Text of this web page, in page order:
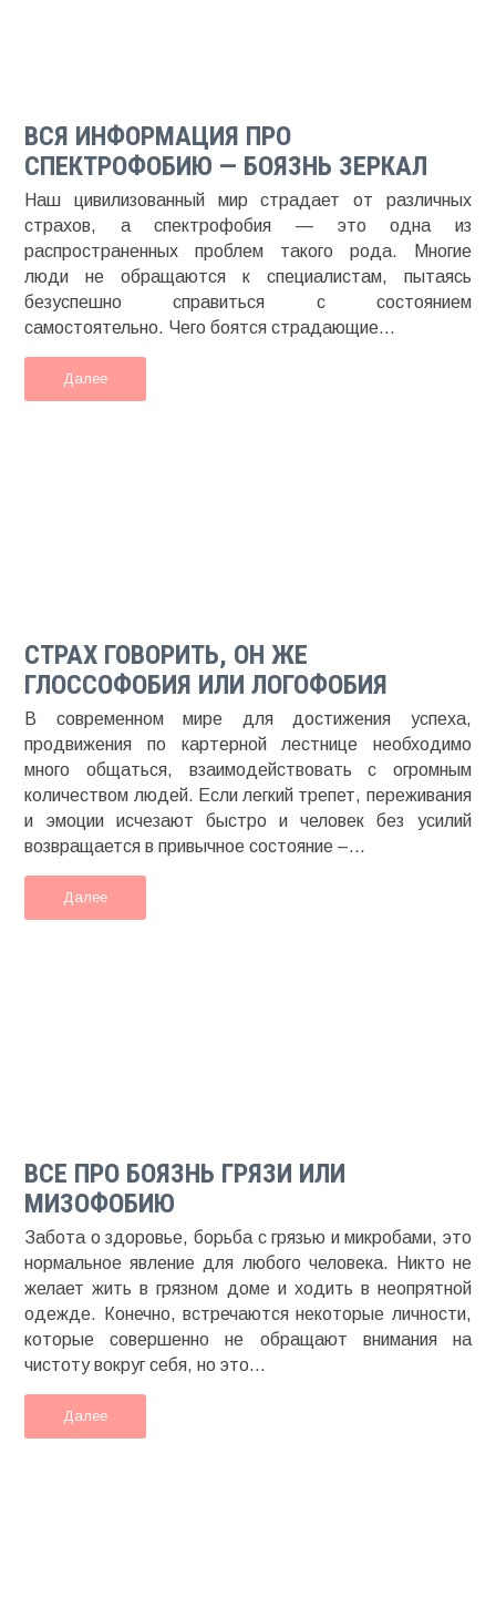
ВСЯ ИНФОРМАЦИЯ ПРО
СПЕКТРОФОБИЮ — БОЯЗНЬ ЗЕРКАЛ
Наш цивилизованный мир страдает от различных
страхов, а спектрофобия — это одна из
распространенных проблем такого рода. Многие
люди не обращаются к специалистам, пытаясь
безуспешно справиться с состоянием
самостоятельно. Чего боятся страдающие...
Далее
СТРАХ ГОВОРИТЬ, ОН ЖЕ
ГЛОССОФОБИЯ ИЛИ ЛОГОФОБИЯ
В современном мире для достижения успеха,
продвижения по картерной лестнице необходимо
много общаться, взаимодействовать с огромным
количеством людей. Если легкий трепет, переживания
и эмоции исчезают быстро и человек без усилий
возвращается в привычное состояние –...
Далее
ВСЕ ПРО БОЯЗНЬ ГРЯЗИ ИЛИ
МИЗОФОБИЮ
Забота о здоровье, борьба с грязью и микробами, это
нормальное явление для любого человека. Никто не
желает жить в грязном доме и ходить в неопрятной
одежде. Конечно, встречаются некоторые личности,
которые совершенно не обращают внимания на
чистоту вокруг себя, но это...
Далее